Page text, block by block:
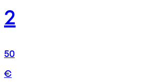
2
50
€